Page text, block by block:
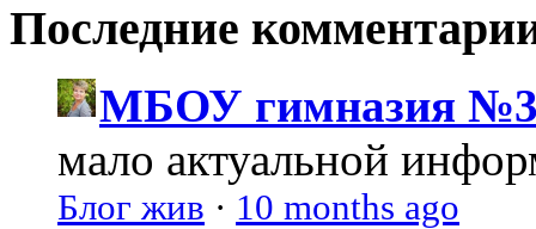
Последние
МБОУ гимназия №3
мало актуальной
Блог жив · 10 months ago